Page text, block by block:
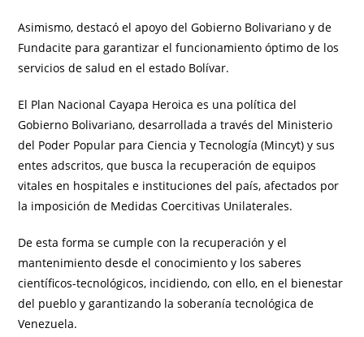
Asimismo, destacó el apoyo del Gobierno Bolivariano y de
Fundacite para garantizar el funcionamiento óptimo de los
servicios de salud en el estado Bolívar.
El Plan Nacional Cayapa Heroica es una política del
Gobierno Bolivariano, desarrollada a través del Ministerio
del Poder Popular para Ciencia y Tecnología (Mincyt) y sus
entes adscritos, que busca la recuperación de equipos
vitales en hospitales e instituciones del país, afectados por
la imposición de Medidas Coercitivas Unilaterales.
De esta forma se cumple con la recuperación y el
mantenimiento desde el conocimiento y los saberes
científicos-tecnológicos, incidiendo, con ello, en el bienestar
del pueblo y garantizando la soberanía tecnológica de
Venezuela.